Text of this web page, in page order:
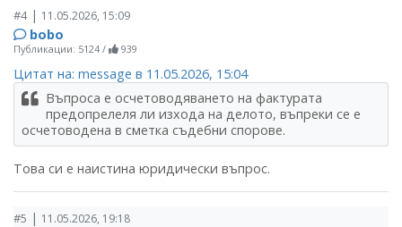
#4| 11.05.2026, 15:09
bobo
Публикации: 5124 / 939
Цитат на: message в 11.05.2026, 15:04
Въпроса е осчетоводяването на фактурата
предопрелеля ли изхода на делото, въпреки се е
осчетоводена в сметка съдебни спорове.
Това си е наистина юридически въпрос.
#5 | 11.05.2026, 19:18